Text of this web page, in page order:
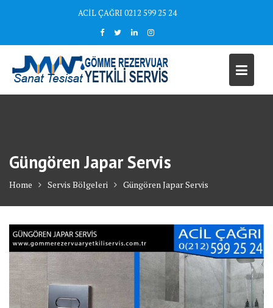
ACİL ÇAĞRI 0212 599 25 24
Güngören Japar Servis
Home Servis Bölgeleri Güngören Japar Servis